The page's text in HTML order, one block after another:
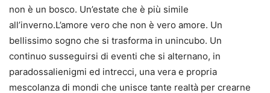
non è un bosco. Un’estate che è più simile
all’inverno.L’amore vero che non è vero amore. Un
bellissimo sogno che si trasforma in unincubo. Un
continuo susseguirsi di eventi che si alternano, in
paradossalienigmi ed intrecci, una vera e propria
mescolanza di mondi che unisce tante realtà per crearne